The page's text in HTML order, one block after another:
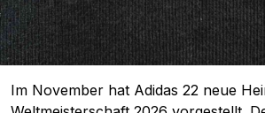
Im November hat Adidas 22 neue